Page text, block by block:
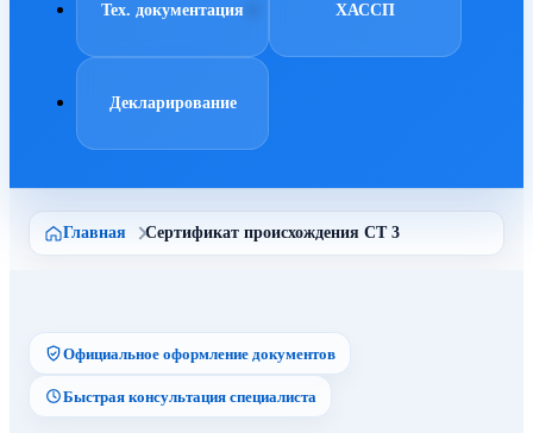
Тех. документация ХАССП
Декларирование
Главная Сертификат происхождения СТ 3
Официальное оформление документов
Быстрая консультация специалиста